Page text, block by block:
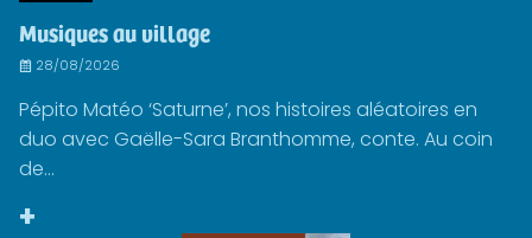
Musiques au village
28/08/2026
Pépito Matéo ‘Saturne’, nos histoires aléatoires en
duo avec Gaëlle-Sara Branthomme, conte. Au coin
de...
+